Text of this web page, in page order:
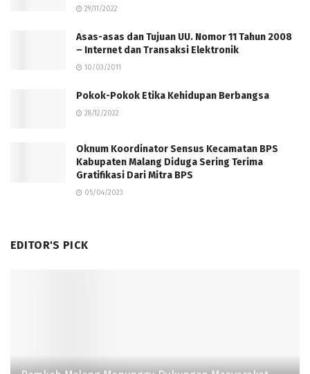
29/11/2022
Asas-asas dan Tujuan UU. Nomor 11 Tahun 2008
– Internet dan Transaksi Elektronik
10/03/2011
Pokok-Pokok Etika Kehidupan Berbangsa
28/12/2022
Oknum Koordinator Sensus Kecamatan BPS
Kabupaten Malang Diduga Sering Terima
Gratifikasi Dari Mitra BPS
05/04/2023
EDITOR'S PICK